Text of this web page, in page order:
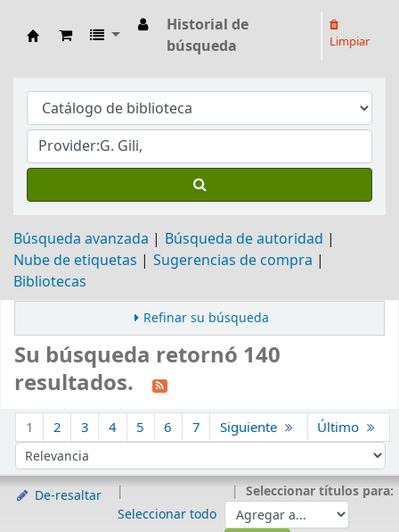
Biblioteca Arq. Hilarión H. Larguía
Historial de
búsqueda
Limpiar
Búsqueda avanzada
Búsqueda de autoridad
Nube de etiquetas
Sugerencias de compra
Bibliotecas
Refinar su búsqueda
Su búsqueda retornó 140
resultados.
1 2 3 4 5 6 7 Siguiente Último
Ordenar por:
De-resaltar
Seleccionar todo
Seleccionar títulos para: